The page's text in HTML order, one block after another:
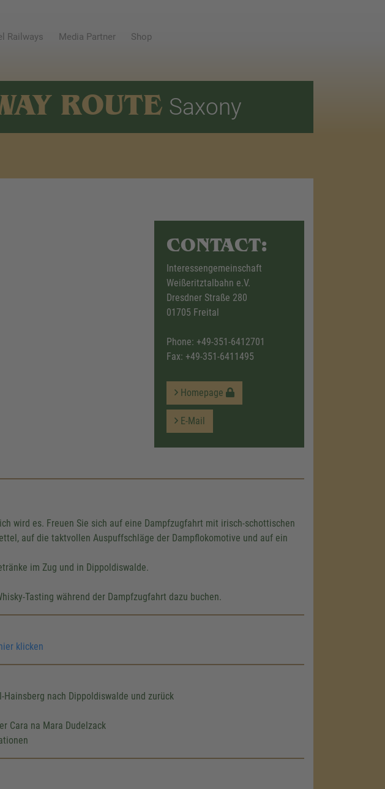
Railways Media Partner Shop
ROUTE Saxony
CONTACT:
Interessengemeinschaft
Weißeritztalbahn e.V.
Dresdner Straße 280
01705 Freital
Phone: +49-351-6412701
Fax: +49-351-6411495
Homepage
E-Mail
wird es. Freuen Sie sich auf eine Dampfzugfahrt mit irisch-schottischen
auf die taktvollen Auspuffschläge der Dampflokomotive und auf ein
im Zug und in Dippoldiswalde.
Tasting während der Dampfzugfahrt dazu buchen.
klicken
nach Dippoldiswalde und zurück
Cara na Mara Dudelzack